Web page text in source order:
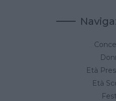
Età
Età